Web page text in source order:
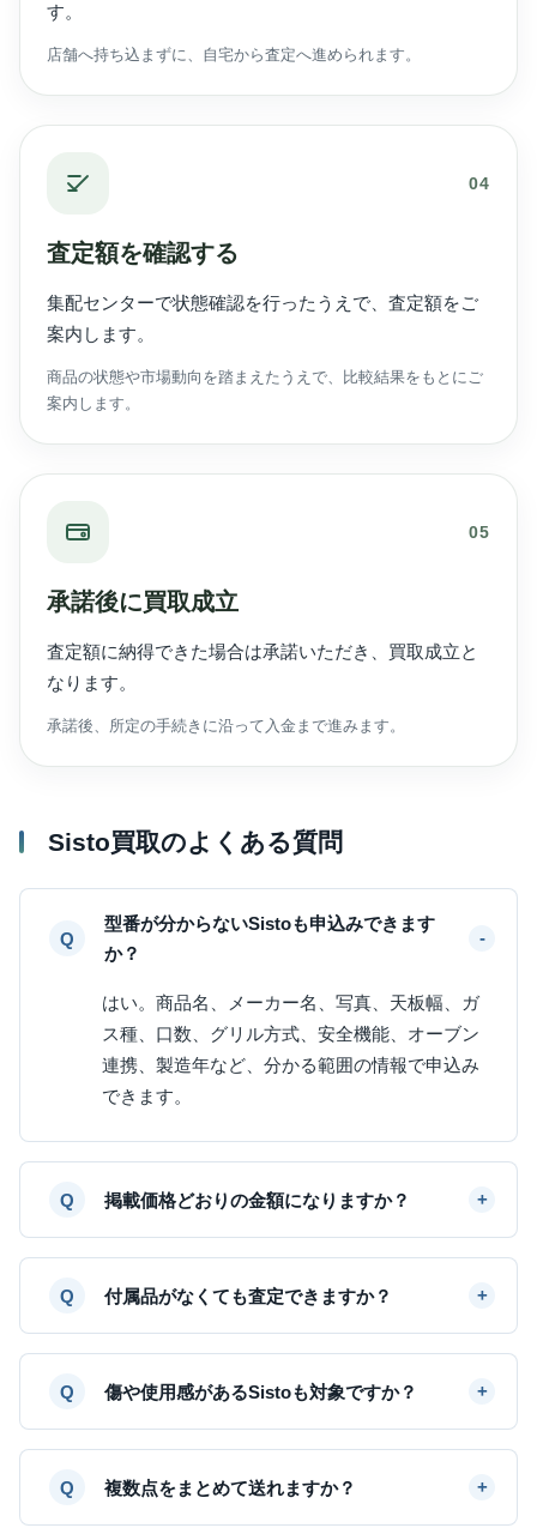
す。
店舗へ持ち込まずに、自宅から査定へ進められます。
04
査定額を確認する
集配センターで状態確認を行ったうえで、査定額をご
案内します。
商品の状態や市場動向を踏まえたうえで、比較結果をもとにご
案内します。
05
承諾後に買取成立
査定額に納得できた場合は承諾いただき、買取成立と
なります。
承諾後、所定の手続きに沿って入金まで進みます。
Sisto買取のよくある質問
型番が分からないSistoも申込みできます
か？
はい。商品名、メーカー名、写真、天板幅、ガ
ス種、口数、グリル方式、安全機能、オーブン
連携、製造年など、分かる範囲の情報で申込み
できます。
掲載価格どおりの金額になりますか？
付属品がなくても査定できますか？
傷や使用感があるSistoも対象ですか？
複数点をまとめて送れますか？